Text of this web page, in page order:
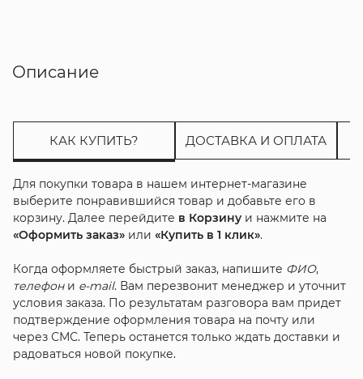
Описание
КАК КУПИТЬ? ДОСТАВКА И ОПЛАТА
Для покупки товара в нашем интернет-магазине
выберите понравившийся товар и добавьте его в
корзину. Далее перейдите в Корзинуи нажмите на
«Оформить заказ»или «Купить в 1 клик».
Когда оформляете быстрый заказ, напишите ФИО,
телефони e-mail. Вам перезвонит менеджер и уточнит
условия заказа. По результатам разговора вам придет
подтверждение оформления товара на почту или
через СМС. Теперь останется только ждать доставки и
радоваться новой покупке.